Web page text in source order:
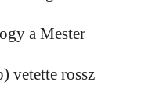
a Mester
vetette rossz